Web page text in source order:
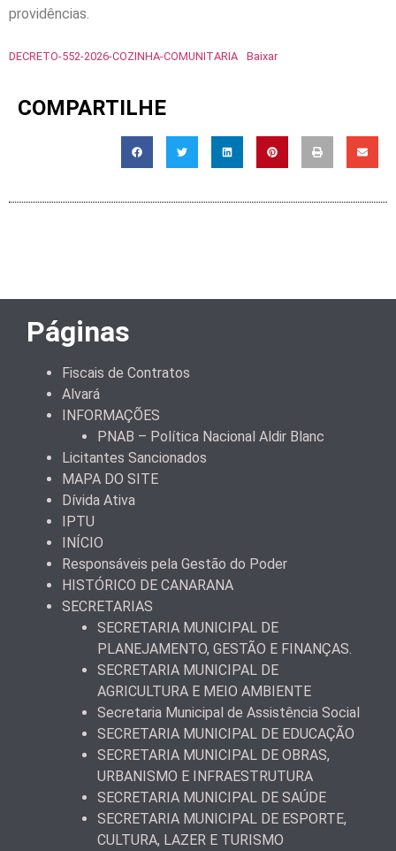
providências.
DECRETO-552-2026-COZINHA-COMUNITARIA Baixar
COMPARTILHE
Páginas
Fiscais de Contratos
Alvará
INFORMAÇÕES
PNAB – Política Nacional Aldir Blanc
Licitantes Sancionados
MAPA DO SITE
Dívida Ativa
IPTU
INÍCIO
Responsáveis pela Gestão do Poder
HISTÓRICO DE CANARANA
SECRETARIAS
SECRETARIA MUNICIPAL DE
PLANEJAMENTO, GESTÃO E FINANÇAS.
SECRETARIA MUNICIPAL DE
AGRICULTURA E MEIO AMBIENTE
Secretaria Municipal de Assistência Social
SECRETARIA MUNICIPAL DE EDUCAÇÃO
SECRETARIA MUNICIPAL DE OBRAS,
URBANISMO E INFRAESTRUTURA
SECRETARIA MUNICIPAL DE SAÚDE
SECRETARIA MUNICIPAL DE ESPORTE,
CULTURA, LAZER E TURISMO